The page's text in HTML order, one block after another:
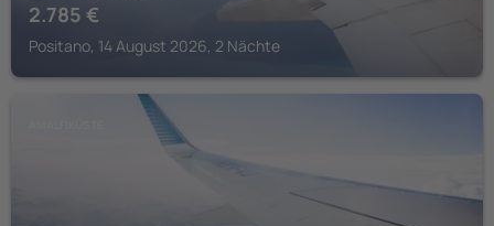
2.785 €
Positano, 14 August 2026, 2 Nächte